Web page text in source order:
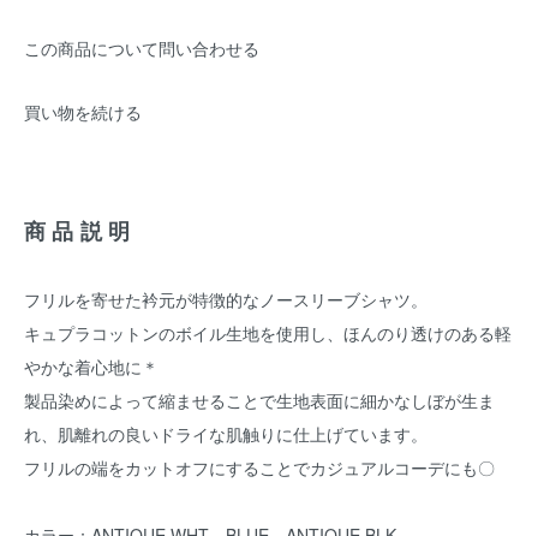
この商品について問い合わせる
買い物を続ける
商品説明
フリルを寄せた衿元が特徴的なノースリーブシャツ。
キュプラコットンのボイル生地を使用し、ほんのり透けのある軽
やかな着心地に＊
製品染めによって縮ませることで生地表面に細かなしぼが生ま
れ、肌離れの良いドライな肌触りに仕上げています。
フリルの端をカットオフにすることでカジュアルコーデにも〇